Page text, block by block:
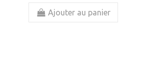
Ajouter au panier